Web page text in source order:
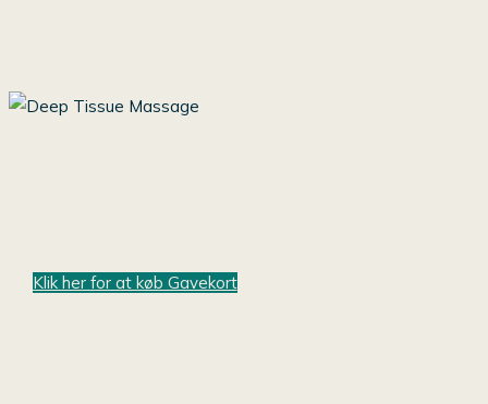
Klik her for at køb Gavekort